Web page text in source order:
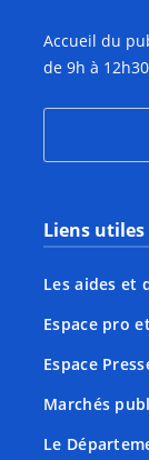
Accueil du
de 9h à
Liens utiles
Les aides et
Espace pro
Espace
Marchés
Le